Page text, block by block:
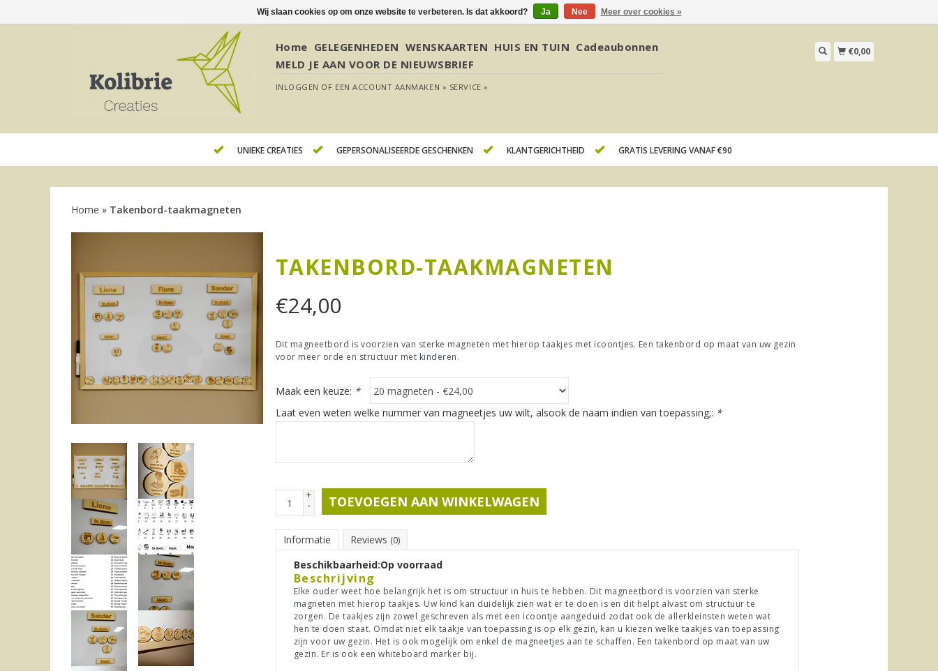
Home GELEGENHEDEN WENSKAARTEN HUIS EN TUIN Cadeaubonnen
MELD JE AAN VOOR DE NIEUWSBRIEF
INLOGGEN OF EEN ACCOUNT AANMAKEN » SERVICE »
€0,00
UNIEKE CREATIES GEPERSONALISEERDE GESCHENKEN KLANTGERICHTHEID GRATIS LEVERING VANAF €90
Home » Takenbord-taakmagneten
TAKENBORD-TAAKMAGNETEN
€24,00
Dit magneetbord is voorzien van sterke magneten met hierop taakjes met icoontjes. Een takenbord op maat van uw gezin
voor meer orde en structuur met kinderen.
Maak een keuze: *
Laat even weten welke nummer van magneetjes uw wilt, alsook de naam indien van toepassing;: *
+
- TOEVOEGEN AAN WINKELWAGEN
Informatie Reviews (0)
Beschikbaarheid:Op voorraad
Beschrijving
Elke ouder weet hoe belangrijk het is om structuur in huis te hebben. Dit magneetbord is voorzien van sterke
magneten met hierop taakjes. Uw kind kan duidelijk zien wat er te doen is en dit helpt alvast om structuur te
zorgen. De taakjes zijn zowel geschreven als met een icoontje aangeduid zodat ook de allerkleinsten weten wat
hen te doen staat. Omdat niet elk taakje van toepassing is op elk gezin, kan u kiezen welke taakjes van toepassing
zijn voor uw gezin. Het is ook mogelijk om enkel de magneetjes aan te schaffen. Een takenbord op maat van uw
gezin. Er is ook een whiteboard marker bij.
Wij slaan cookies op om onze website te verbeteren. Is dat akkoord? Ja Nee Meer over cookies »